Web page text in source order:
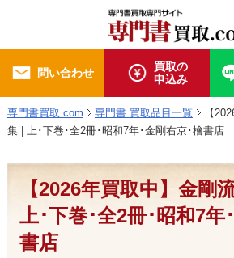
問い合わせ
買取の
申込み
専門書買取.com 専門書 買取品目一覧
【
集 | 上･下巻･全2冊･昭和7年･金剛右京･檜書店
【2026年買取中】金剛
上･下巻･全2冊･昭和7年
書店